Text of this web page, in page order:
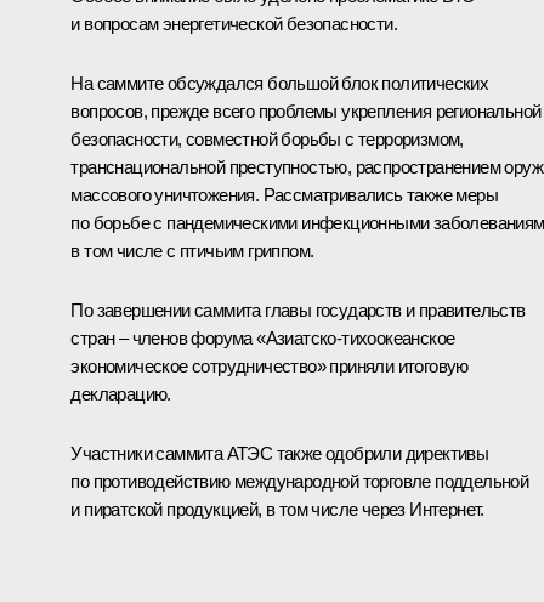
и вопросам энергетической безопасности.
На саммите обсуждался большой блок политических
вопросов, прежде всего проблемы укрепления региональной
безопасности, совместной борьбы с терроризмом,
транснациональной преступностью, распространением
массового уничтожения. Рассматривались также меры
по борьбе с пандемическими инфекционными
в том числе с птичьим гриппом.
По завершении саммита главы государств и правительств
стран – членов форума «Азиатско-тихоокеанское
экономическое сотрудничество» приняли итоговую
декларацию.
Участники саммита АТЭС также одобрили директивы
по противодействию международной торговле поддельной
и пиратской продукцией, в том числе через Интернет.